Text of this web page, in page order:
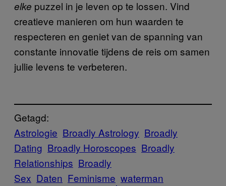
elke puzzel in je leven op te lossen. Vind
creatieve manieren om hun waarden te
respecteren en geniet van de spanning van
constante innovatie tijdens de reis om samen
jullie levens te verbeteren.
Getagd:
Astrologie Broadly Astrology Broadly
Dating Broadly Horoscopes Broadly
Relationships Broadly
Sex Daten Feminisme waterman